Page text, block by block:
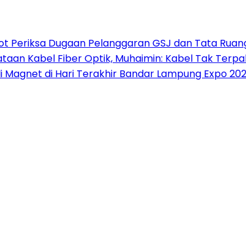
Periksa Dugaan Pelanggaran GSJ dan Tata
Kabel Fiber Optik, Muhaimin: Kabel Tak
Magnet di Hari Terakhir Bandar Lampung Expo